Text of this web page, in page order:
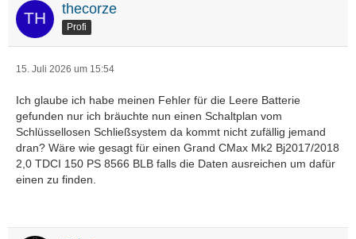
thecorze
Profi
15. Juli 2026 um 15:54
Ich glaube ich habe meinen Fehler für die Leere Batterie
gefunden nur ich bräuchte nun einen Schaltplan vom
Schlüssellosen Schließsystem da kommt nicht zufällig jemand
dran? Wäre wie gesagt für einen Grand CMax Mk2 Bj2017/2018
2,0 TDCI 150 PS 8566 BLB falls die Daten ausreichen um dafür
einen zu finden.